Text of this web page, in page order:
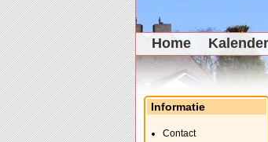
Home Kalender
Informatie
Contact